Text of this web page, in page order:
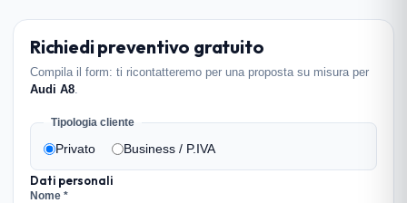
Richiedi preventivo gratuito
Compila il form: ti ricontatteremo per una proposta su misura per
Audi A8.
Tipologia cliente
Privato Business / P.IVA
Dati personali
Nome *